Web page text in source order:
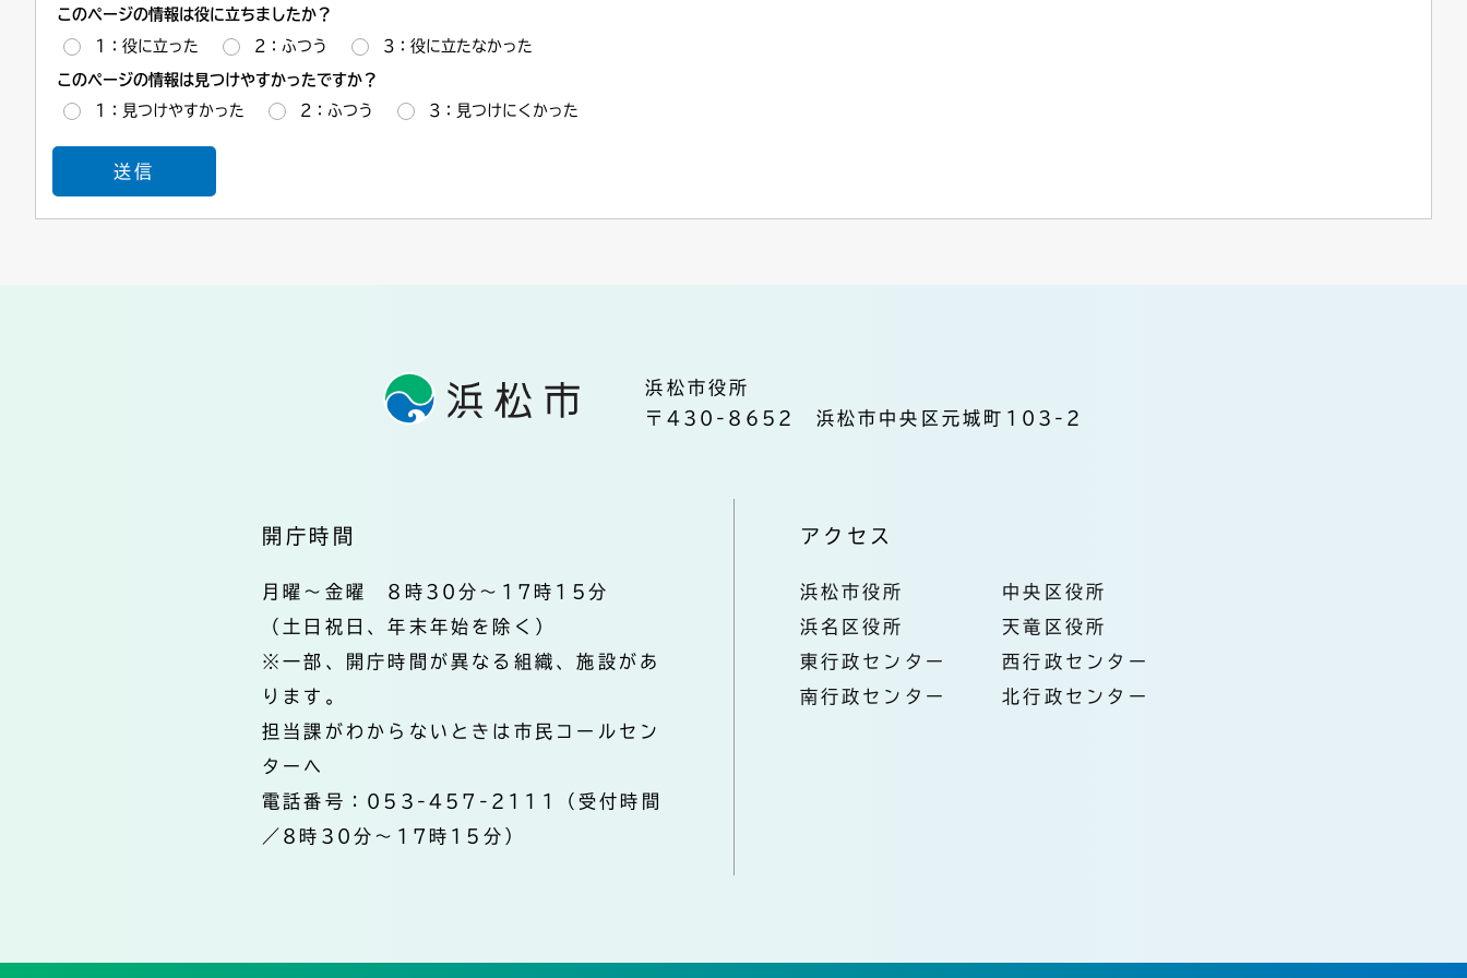
このページの情報は役に立ちましたか？
1：役に立った 2：ふつう 3：役に立たなかった
このページの情報は見つけやすかったですか？
1：見つけやすかった 2：ふつう 3：見つけにくかった
浜松市役所
〒430-8652 浜松市中央区元城町103-2
開庁時間
月曜～金曜 8時30分～17時15分
（土日祝日、年末年始を除く）
※一部、開庁時間が異なる組織、施設があ
ります。
担当課がわからないときは市民コールセン
ターへ
電話番号：053-457-2111（受付時間
／8時30分～17時15分）
アクセス
浜松市役所
中央区役所
浜名区役所
天竜区役所
東行政センター
西行政センター
南行政センター
北行政センター